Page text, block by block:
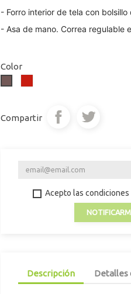
- Forro interior de tela con bolsillo
- Asa de mano. Correa regulable
Color
Campari
Compartir
Acepto las
Descripción Detalles